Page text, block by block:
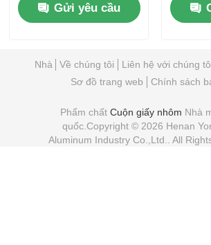
phẩm HVAC cách
nhiệt
Gửi yêu cầu
burger
ăn
Nhà Về chúng tôi Liên hệ với chúng
Sơ đồ trang web
Chính sách
Phẩm chất Cuộn giấy nhôm Nhà
quốc.Copyright © 2026 Henan
Aluminum Industry Co.,Ltd.. All